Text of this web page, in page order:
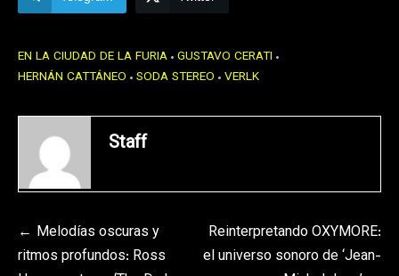
EN LA CIUDAD DE LA FURIA GUSTAVO CERATI
HERNÁN CATTÁNEO SODA STEREO VERLK
Staff
Navegación
Melodías oscuras y
ritmos profundos: Ross
Reinterpretando OXYMORE:
el universo sonoro de ‘Jean-